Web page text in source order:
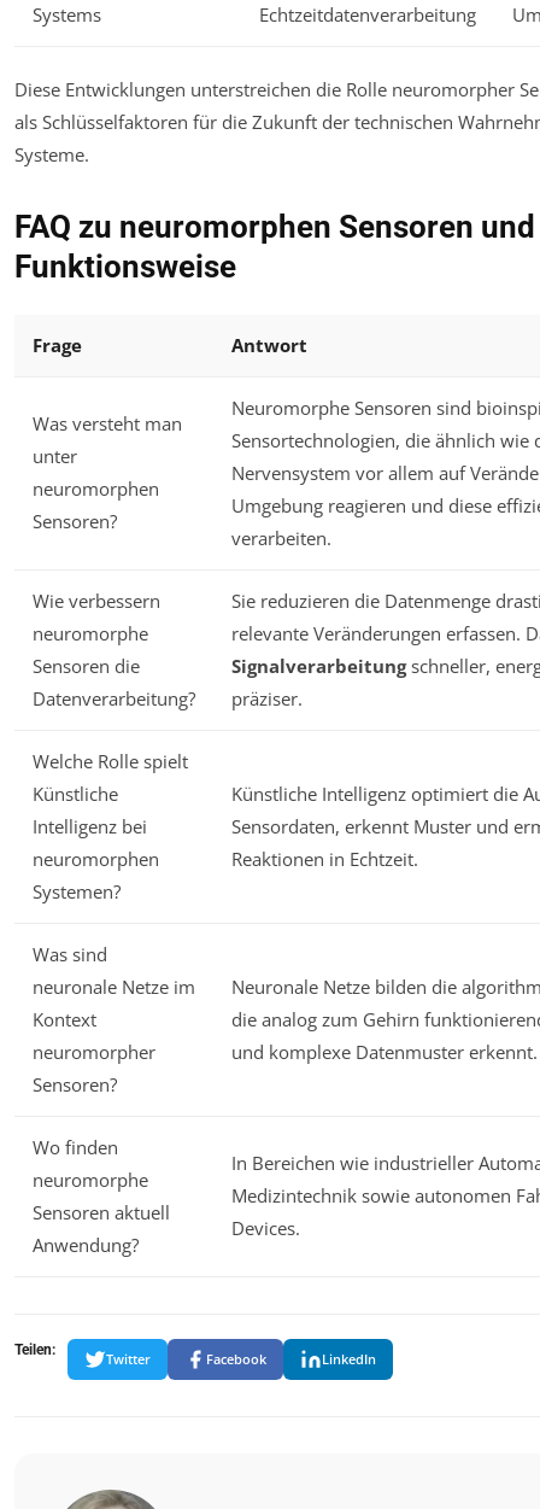
Systems
Echtzeitdatenverarbeitung
Diese Entwicklungen unterstreichen die Rolle neuromorpher
als Schlüsselfaktoren für die Zukunft der technischen
Systeme.
FAQ zu neuromorphen Sensoren
Funktionsweise
Frage Antwort
Was versteht man
unter
neuromorphen
Sensoren?
Neuromorphe Sensoren sind
Sensortechnologien, die ähnlich wie
Nervensystem vor allem auf
Umgebung reagieren und diese
verarbeiten.
Wie verbessern
neuromorphe
Sensoren die
Datenverarbeitung?
Sie reduzieren die Datenmenge
relevante Veränderungen erfassen.
Signalverarbeitungschneller,
präziser.
Welche Rolle spielt
Künstliche
Intelligenz bei
neuromorphen
Systemen?
Künstliche Intelligenz optimiert die
Sensordaten, erkennt Muster und
Reaktionen in Echtzeit.
Was sind
neuronale Netze im
Kontext
neuromorpher
Sensoren?
Neuronale Netze bilden die
die analog zum Gehirn
und komplexe Datenmuster erkennt.
Wo finden
neuromorphe
Sensoren aktuell
Anwendung?
In Bereichen wie industrieller
Medizintechnik sowie autonomen
Devices.
Teilen:
Twitter Facebook LinkedIn